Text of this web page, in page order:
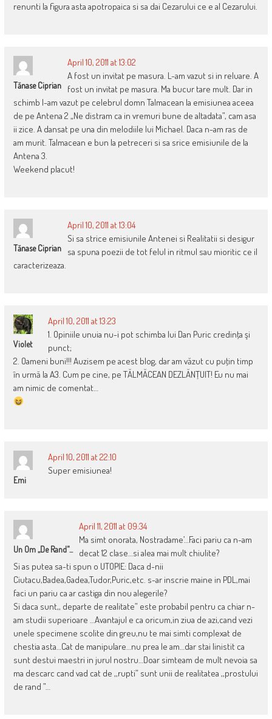
renunti la figura asta apotropaica si sa dai Cezarului ce e al Cezarului.
Tănase Ciprian
April 10, 2011 at 13:02
A fost un invitat pe masura. L-am vazut si in reluare. A
fost un invitat pe masura. Ma bucur tare mult. Dar in
schimb l-am vazut pe celebrul domn Talmacean la emisiunea aceea
de pe Antena 2 „Ne distram ca in vremuri bune de altadata”, cam asa
ii zice. A dansat pe una din melodiile lui Michael. Daca n-am ras de
am murit. Talmacean e bun la petreceri si sa srice emisiunile de la
Antena 3.
Weekend placut!
Tănase Ciprian
April 10, 2011 at 13:04
Si sa strice emisiunile Antenei si Realitatii si desigur
sa spuna poezii de tot felul in ritmul sau mioritic ce il
caracterizeaza.
Violet
April 10, 2011 at 13:23
1. Opiniile unuia nu-i pot schimba lui Dan Puric credinţa şi
punct;
2. Oameni buni!!! Auzisem pe acest blog, dar am văzut cu puţin timp
în urmă la A3. Cum pe cine, pe TĂLMĂCEAN DEZLĂNŢUIT! Eu nu mai
am nimic de comentat…
Emi
April 10, 2011 at 22:10
Super emisiunea!
Un Om ,,de Rand"...
April 11, 2011 at 09:34
Ma simt onorata, Nostradame’…Faci pariu ca n-am
decat 12 clase…si alea mai mult chiulite?
Si as putea sa-ti spun o UTOPIE: Daca d-nii
Ciutacu,Badea,Gadea,Tudor,Puric,etc. s-ar inscrie maine in PDL,mai
faci un pariu ca ar castiga din nou alegerile?
Si daca sunt,, departe de realitate” este probabil pentru ca chiar n-
am studii superioare …Avantajul e ca oricum,in ziua de azi,cand vezi
unele specimene scolite din greu,nu te mai simti complexat de
chestia asta…Cat de manipulare…nu prea le am…dar stai linistit ca
sunt destui maestri in jurul nostru…Doar simteam de mult nevoia sa
ma descarc cand vad cat de ,,rupti” sunt unii de realitatea ,,prostului
de rand ”…